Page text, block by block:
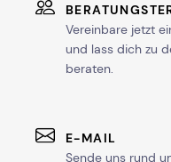
Vereinbare jetzt
und lass dich zu
beraten.
E-MAIL
Sende uns rund